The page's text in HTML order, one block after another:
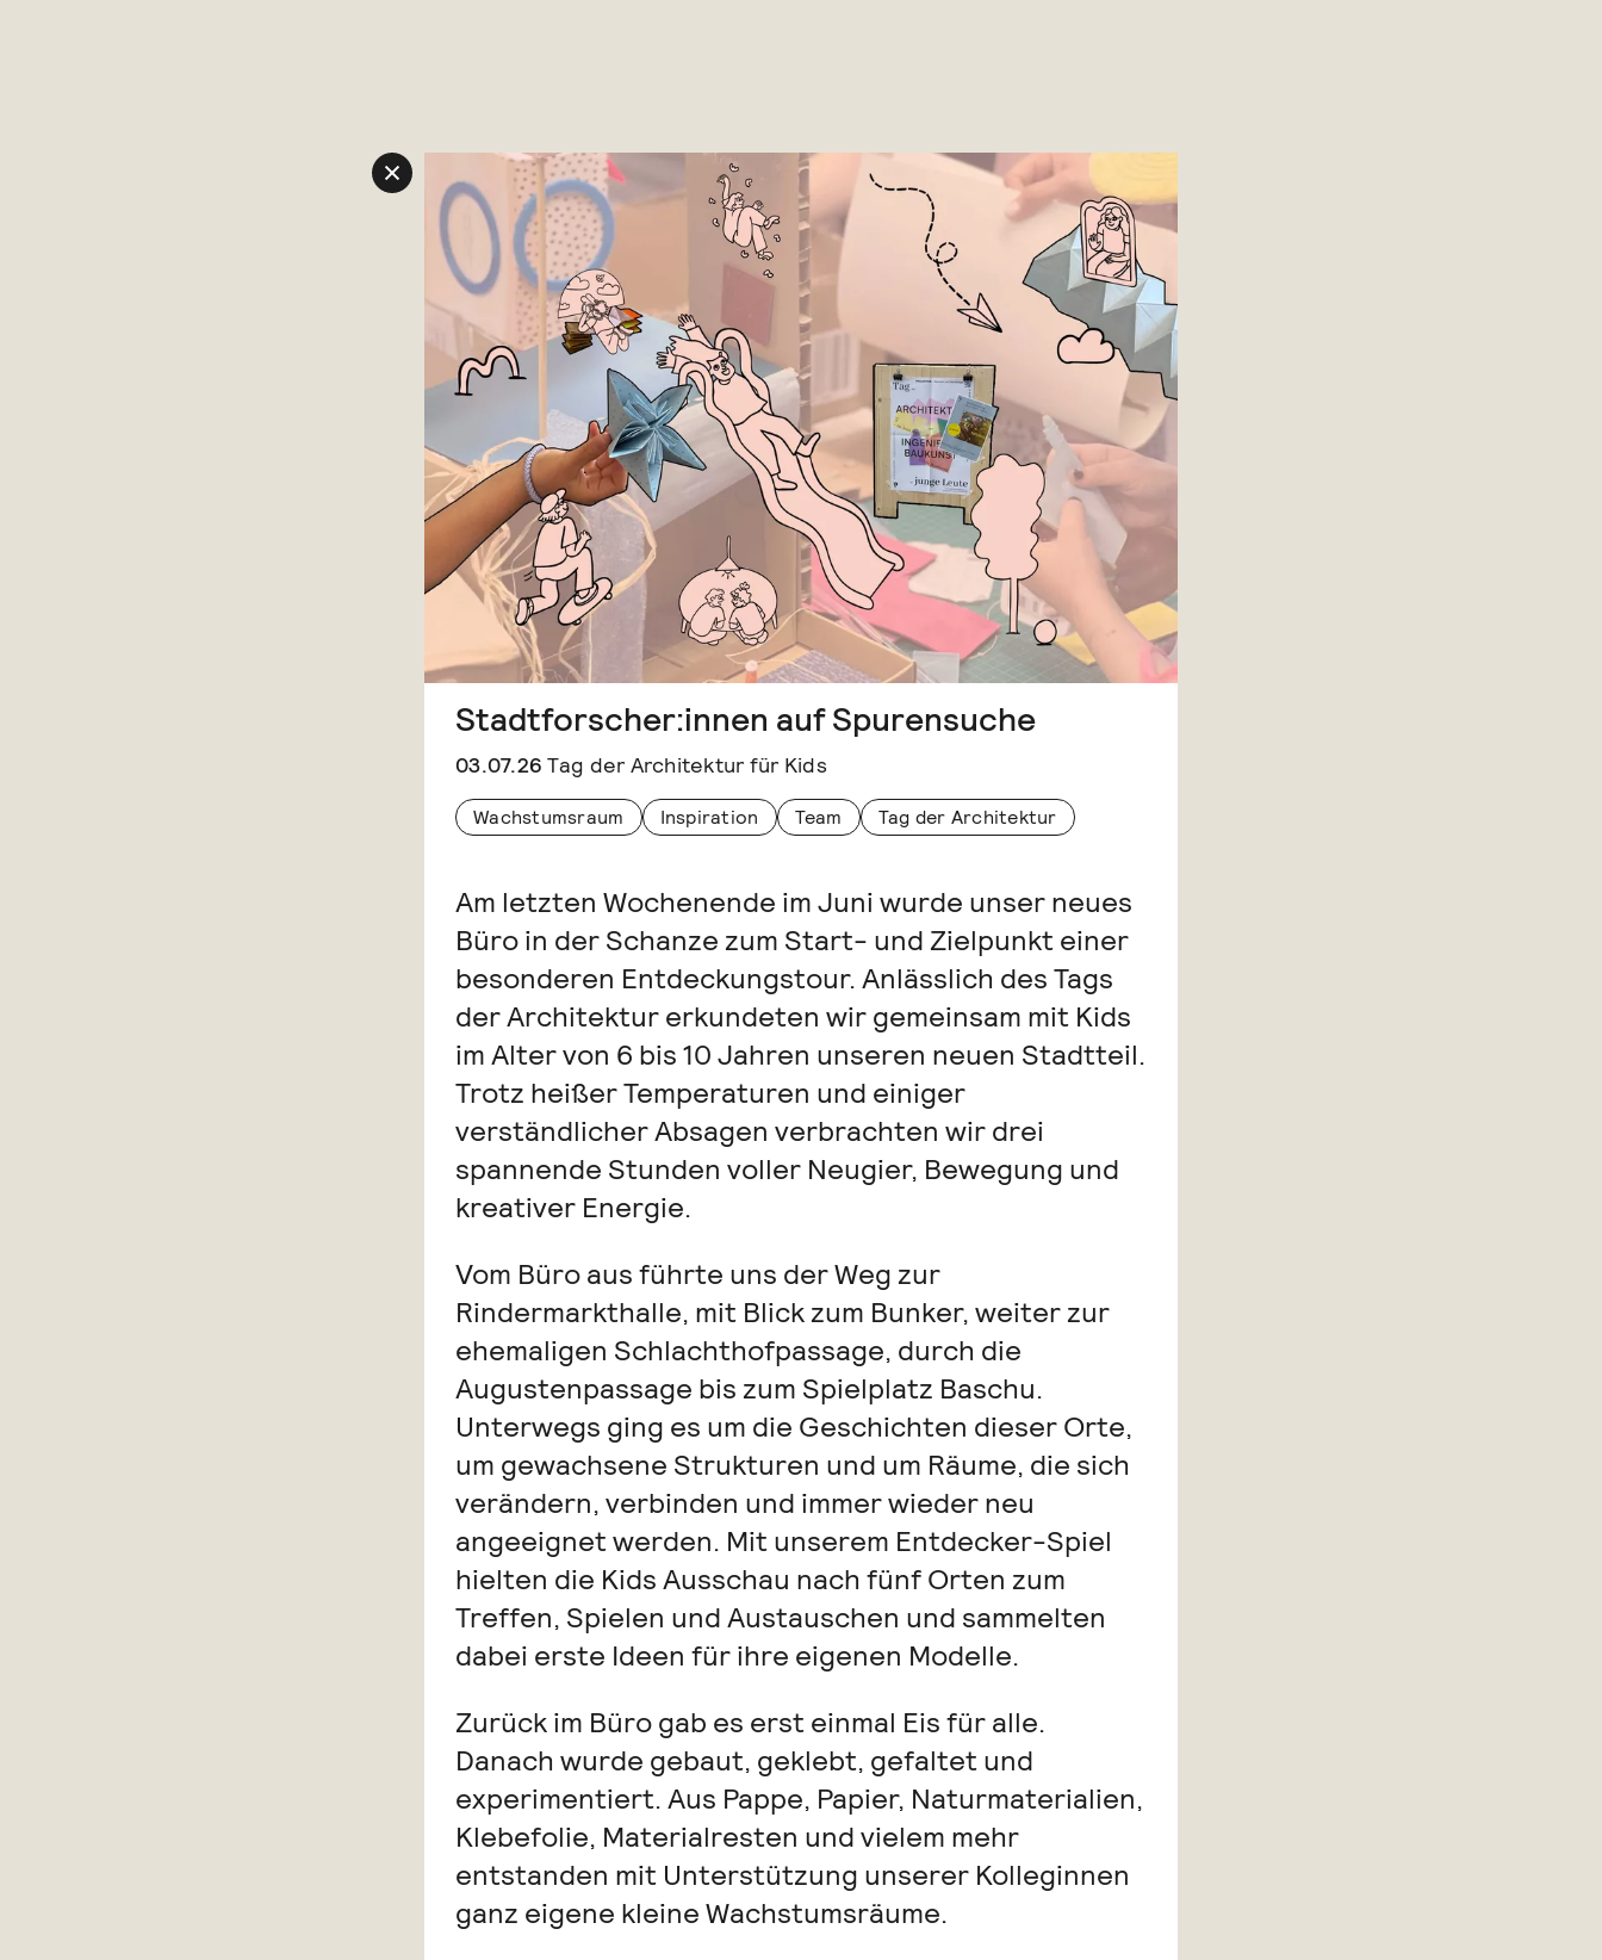
Stadtforscher:innen auf Spurensuche
03.07.26 Tag der Architektur für Kids
Wachstumsraum Inspiration Team Tag der Architektur
Am letzten Wochenende im Juni wurde unser neues
Büro in der Schanze zum Start- und Zielpunkt einer
besonderen Entdeckungstour. Anlässlich des Tags
der Architektur erkundeten wir gemeinsam mit Kids
im Alter von 6 bis 10 Jahren unseren neuen Stadtteil.
Trotz heißer Temperaturen und einiger
verständlicher Absagen verbrachten wir drei
spannende Stunden voller Neugier, Bewegung und
kreativer Energie.
Vom Büro aus führte uns der Weg zur
Rindermarkthalle, mit Blick zum Bunker, weiter zur
ehemaligen Schlachthofpassage, durch die
Augustenpassage bis zum Spielplatz Baschu.
Unterwegs ging es um die Geschichten dieser Orte,
um gewachsene Strukturen und um Räume, die sich
verändern, verbinden und immer wieder neu
angeeignet werden. Mit unserem Entdecker-Spiel
hielten die Kids Ausschau nach fünf Orten zum
Treffen, Spielen und Austauschen und sammelten
dabei erste Ideen für ihre eigenen Modelle.
Zurück im Büro gab es erst einmal Eis für alle.
Danach wurde gebaut, geklebt, gefaltet und
experimentiert. Aus Pappe, Papier, Naturmaterialien,
Klebefolie, Materialresten und vielem mehr
entstanden mit Unterstützung unserer Kolleginnen
ganz eigene kleine Wachstumsräume.